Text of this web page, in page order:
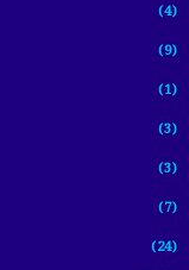
(4)
(9)
(1)
(3)
(3)
(7)
(24)